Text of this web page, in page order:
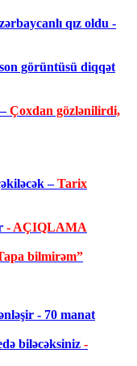
qız oldu -
görüntüsü diqqət
Çoxdan gözlənilirdi,
–Tarix
- AÇIQLAMA
bilmirəm”
- 70 manat
biləcəksiniz -